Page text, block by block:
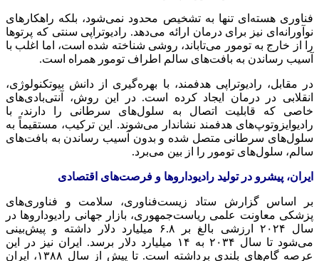
فناوری هسته‌ای تنها به تشخیص محدود نمی‌شود، بلکه راهکارهای
نوآورانه‌ای نیز برای درمان ارائه می‌دهد. رادیوتراپی سنتی که پرتوها
را از خارج به تومور می‌تاباند، روشی شناخته شده است، اما اغلب با
آسیب رساندن به بافت‌های سالم اطراف تومور همراه است.
در مقابل، رادیوتراپی هدفمند، با بهره‌گیری از دانش بیوتکنولوژی،
انقلابی در درمان ایجاد کرده است. در این روش، آنتی‌بادی‌های
خاصی که قابلیت اتصال به سلول‌های سرطانی را دارند، با
رادیوایزوتوپ‌های هدفمند نشاندار
می‌شوند. این ترکیب، مستقیماً به
سلول‌های سرطانی متصل شده و بدون آسیب رساندن به بافت‌های
سالم، سلول‌های تومور را از بین می‌برد.
ایران، پیشرو در تولید رادیوداروها و فرصت‌های اقتصادی
بر اساس گزارش ستاد زیست‌فناوری، سلامت و فناوری‌های
پزشکی معاونت علمی ریاست‌جمهوری، بازار جهانی رادیوداروها در
سال ۲۰۲۴ ارزشی بالغ بر ۶.۸ میلیارد دلار داشته و پیش‌بینی
می‌شود تا سال ۲۰۳۴ به ۱۴ میلیارد دلار برسد. ایران نیز در این
عرصه گام‌های بلندی برداشته است. تا پیش از سال ۱۳۸۸، ایران